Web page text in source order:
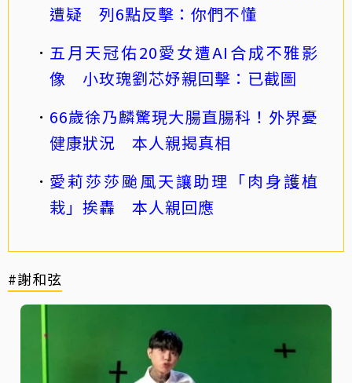
遭疑 列6點反擊：你們不懂
五月天冠佑20愛女遭AI合成不雅影
像 小玫瑰劉芯妤親回擊：已截圖
66歲徐乃麟驚現大腸直腸科！外界憂
健康狀況 本人親揭真相
愛莉莎莎颱風天讓助理「肉身護植
栽」挨轟 本人親回應
#謝和弦